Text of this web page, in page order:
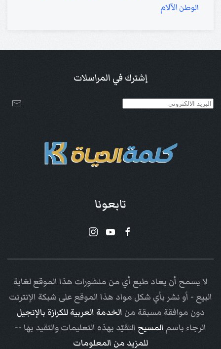
الوطن الآلام
إشترك في المراسلات
تابعونا
لا يسمح أن يعاد طبع أي من منشورات هذا الموقع لغاية
البيع - أو نشر بأي شكل مواد هذا الموقع على شبكة الإنترنت
دون موافقة مسبقة من الخدمة العربية للكرازة بالإنجيل
الرجاء باسم المسيح التقيّد بهذه التعليمات والتقيد بها --
للمزيد من المعلومات